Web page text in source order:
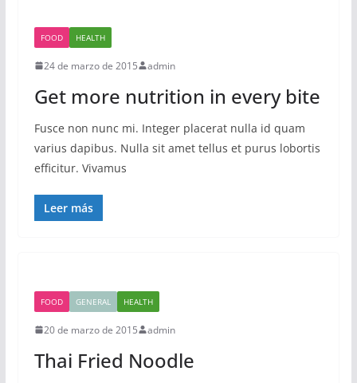
FOOD HEALTH
24 de marzo de 2015 admin
Get more nutrition in every bite
Fusce non nunc mi. Integer placerat nulla id quam
varius dapibus. Nulla sit amet tellus et purus lobortis
efficitur. Vivamus
Leer más
FOOD GENERAL HEALTH
20 de marzo de 2015 admin
Thai Fried Noodle